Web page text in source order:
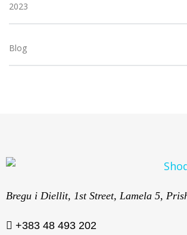
2023
Blog
Bregu i Diellit, 1st Street, Lamela 5,
+383 48 493 202